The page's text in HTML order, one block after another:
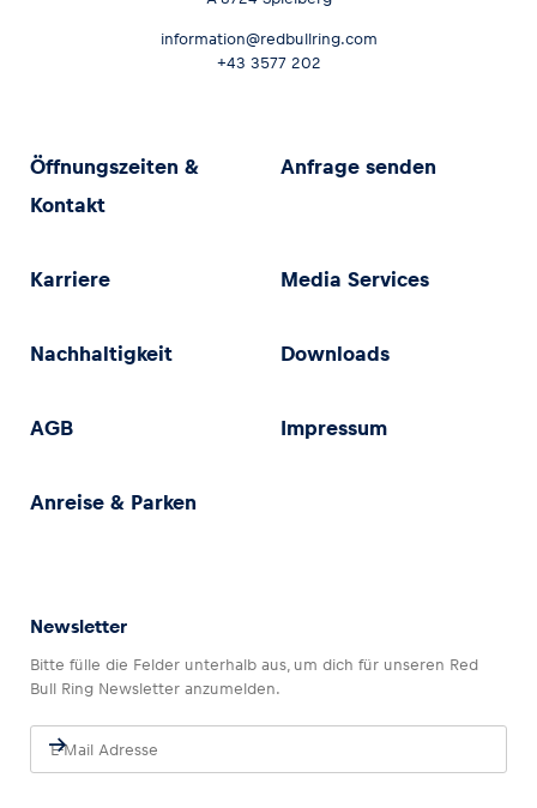
information@redbullring.com
+43 3577 202
Öffnungszeiten &
Kontakt
Anfrage senden
Karriere Media Services
Nachhaltigkeit Downloads
AGB Impressum
Anreise & Parken
Newsletter
Bitte fülle die Felder unterhalb aus, um dich für unseren Red
Bull Ring Newsletter anzumelden.